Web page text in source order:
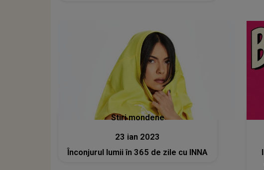
Stiri mondene
23 ian 2023
Înconjurul lumii în 365 de zile cu INNA